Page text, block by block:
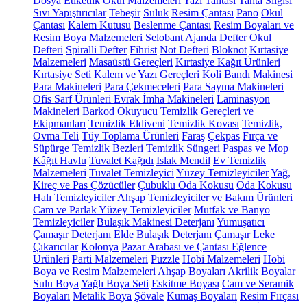
Sıvı Yapıştırıcılar Tebeşir Suluk Resim Çantası Pano Okul
Çantası Kalem Kutusu Beslenme Çantası Resim Boyaları ve
Resim Boya Malzemeleri Selobant Ajanda Defter Okul
Defteri Spiralli Defter Fihrist Not Defteri Bloknot Kırtasiye
Malzemeleri Masaüstü Gereçleri Kırtasiye Kağıt Ürünleri
Kırtasiye Seti Kalem ve Yazı Gereçleri Koli Bandı Makinesi
Para Makineleri Para Çekmeceleri Para Sayma Makineleri
Ofis Sarf Ürünleri Evrak İmha Makineleri Laminasyon
Makineleri Barkod Okuyucu Temizlik Gereçleri ve
Ekipmanları Temizlik Eldiveni Temizlik Kovası Temizlik,
Ovma Teli Tüy Toplama Ürünleri Faraş Çekpas Fırça ve
Süpürge Temizlik Bezleri Temizlik Süngeri Paspas ve Mop
Kâğıt Havlu Tuvalet Kağıdı Islak Mendil Ev Temizlik
Malzemeleri Tuvalet Temizleyici Yüzey TemizleyicilerYağ,
Kireç ve Pas Çözücüler Çubuklu Oda Kokusu Oda Kokusu
Halı Temizleyiciler Ahşap Temizleyiciler ve Bakım Ürünleri
Cam ve Parlak Yüzey Temizleyiciler Mutfak ve Banyo
Temizleyiciler Bulaşık Makinesi Deterjanı Yumuşatıcı
Çamaşır Deterjanı Elde Bulaşık Deterjanı Çamaşır Leke
Çıkarıcılar Kolonya Pazar Arabası ve Çantası Eğlence
Ürünleri Parti Malzemeleri Puzzle Hobi Malzemeleri Hobi
Boya ve Resim Malzemeleri Ahşap Boyaları Akrilik Boyalar
Sulu Boya Yağlı Boya Seti Eskitme Boyası Cam ve Seramik
Boyaları Metalik Boya Şövale Kumaş Boyaları Resim Fırçası